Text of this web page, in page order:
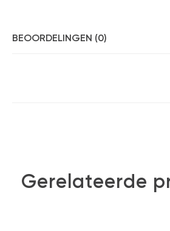
BEOORDELINGEN (0)
Gerelateerde